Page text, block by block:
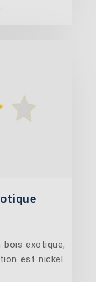
bois exotique,
est nickel.